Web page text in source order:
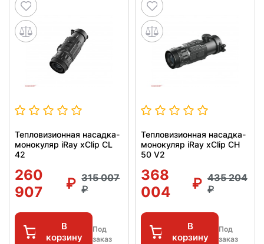
Тепловизионная насадка-
монокуляр iRay xClip CL
42
260
907
315 007
В
корзину
Под
заказ
Тепловизионная насадка-
монокуляр iRay xClip CH
50 V2
368
004
435 204
В
корзину
Под
заказ